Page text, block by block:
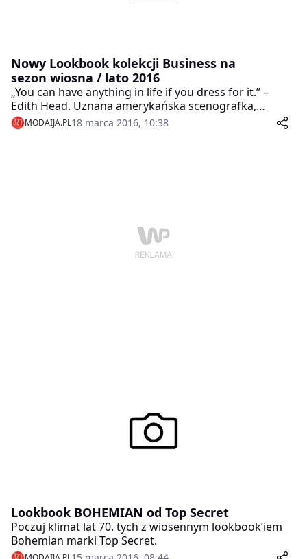
Nowy Lookbook kolekcji Business na
sezon wiosna / lato 2016
„You can have anything in life if you dress for it.” –
Edith Head. Uznana amerykańska scenografka,
wielokrotna laureatka Oscara, Edith Head, doskonale
wie jak odpowiedni strój może odmienić człowieka
MODAIJA.PL18 marca 2016, 10:38
Lookbook BOHEMIAN od Top Secret
Poczuj klimat lat 70. tych z wiosennym lookbook’iem
Bohemian marki Top Secret.